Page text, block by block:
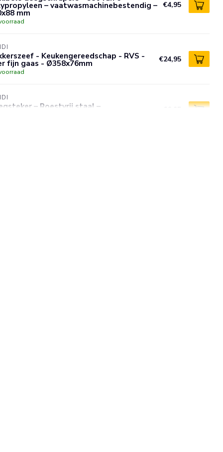
– vaatwasmachinebestendig –
mm
€4,95
- Keukengereedschap - RVS -
fijn gaas - Ø358x76mm €24,95
– Roestvrij staal –